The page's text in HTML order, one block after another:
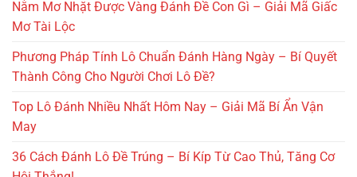
Nằm Mơ Nhặt Được Vàng Đánh Đề Con Gì – Giải Mã Giấc
Mơ Tài Lộc
Phương Pháp Tính Lô Chuẩn Đánh Hàng Ngày – Bí Quyết
Thành Công Cho Người Chơi Lô Đề?
Top Lô Đánh Nhiều Nhất Hôm Nay – Giải Mã Bí Ẩn Vận
May
36 Cách Đánh Lô Đề Trúng – Bí Kíp Từ Cao Thủ, Tăng Cơ